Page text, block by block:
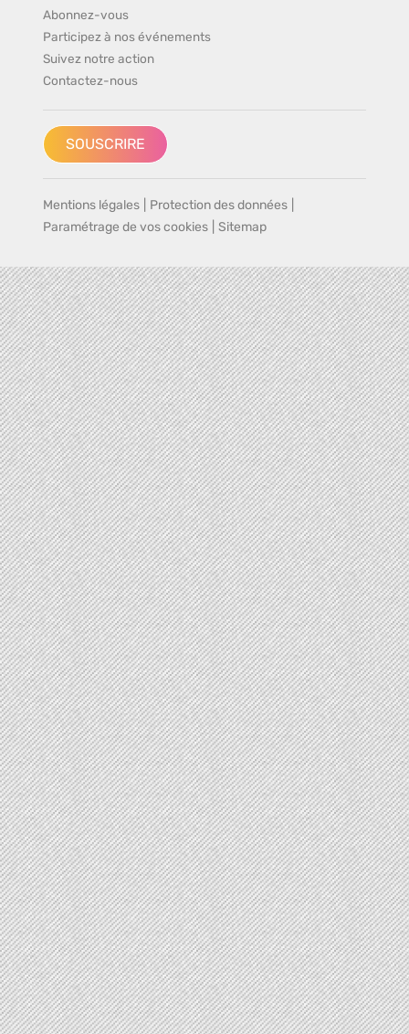
Abonnez-vous
Participez à nos événements
Suivez notre action
Contactez-nous
SOUSCRIRE
Mentions légales Protection des données
Paramétrage de vos cookies
Sitemap